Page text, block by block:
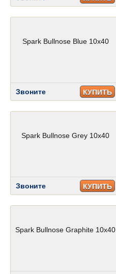
Spark Bullnose Blue 10x40
Звоните КУПИТЬ
Spark Bullnose Grey 10x40
Звоните КУПИТЬ
Spark Bullnose Graphite 10x40